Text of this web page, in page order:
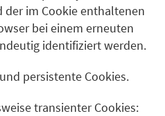
der im Cookie enthaltenen
bei einem erneuten
identifiziert werden.
persistente Cookies.
transienter Cookies: